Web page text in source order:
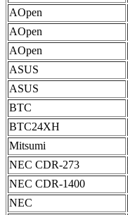
AOpen
AOpen
AOpen
ASUS
ASUS
BTC
BTC24XH
Mitsumi
NEC CDR-273
NEC CDR-1400
NEC